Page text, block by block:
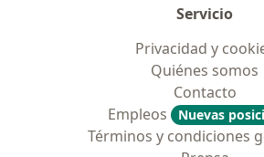
Servicio
Privacidad y
Quiénes somos
Contacto
Empleos
Nuevas
Términos y condiciones